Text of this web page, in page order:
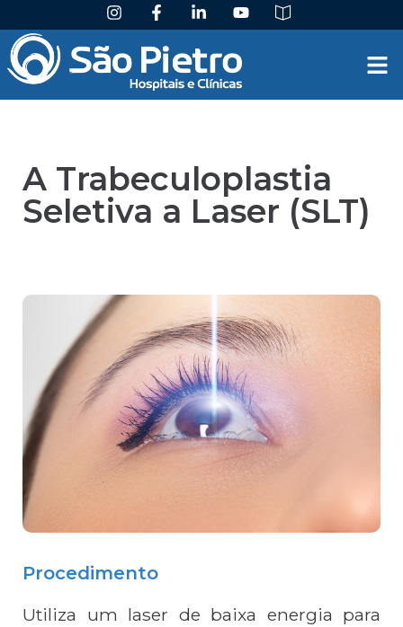
A Trabeculoplastia
Seletiva a Laser (SLT)
Procedimento
Utiliza um laser de baixa energia para